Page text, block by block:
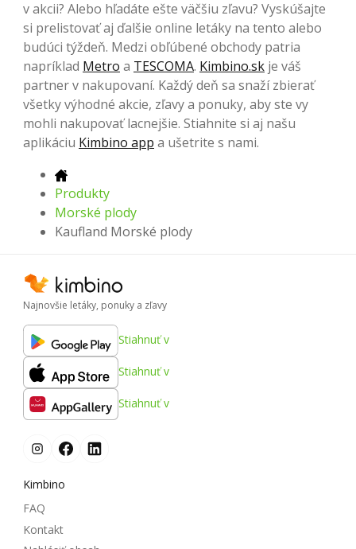
v akcii? Alebo hľadáte ešte väčšiu zľavu? Vyskúšajte
si prelistovať aj ďalšie online letáky na tento alebo
budúci týždeň. Medzi obľúbené obchody patria
napríklad Metro a TESCOMA. Kimbino.sk je váš
partner v nakupovaní. Každý deň sa snaží zbierať
všetky výhodné akcie, zľavy a ponuky, aby ste vy
mohli nakupovať lacnejšie. Stiahnite si aj našu
aplikáciu Kimbino app a ušetrite s nami.
Produkty
Morské plody
Kaufland Morské plody
Najnovšie letáky, ponuky a zľavy
Stiahnuť v
Stiahnuť v
Stiahnuť v
Kimbino
FAQ
Kontakt